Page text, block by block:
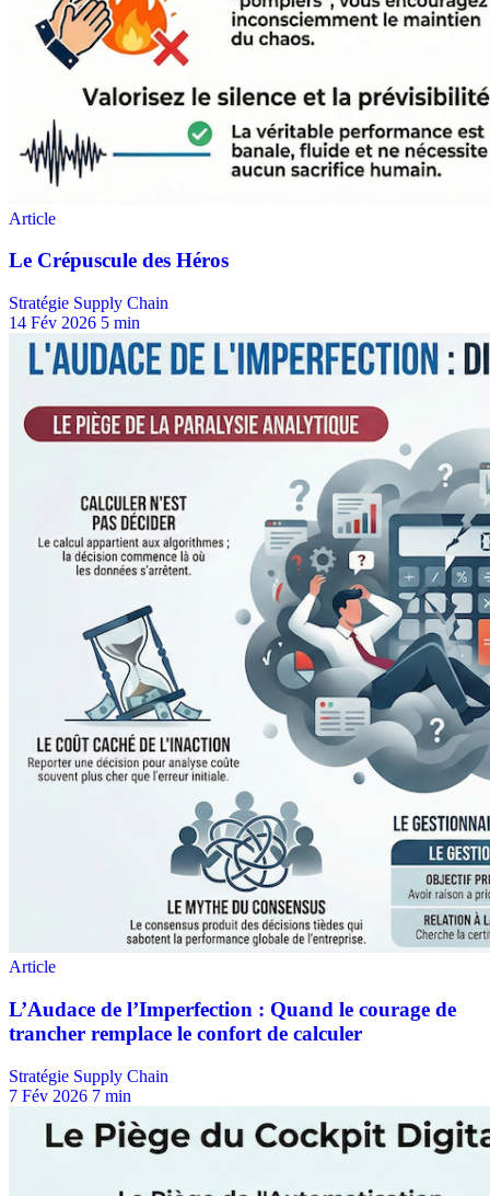
Stratégie Supply Chain
14 Fév 2026 5 min
Stratégie Supply Chain
7 Fév 2026 7 min